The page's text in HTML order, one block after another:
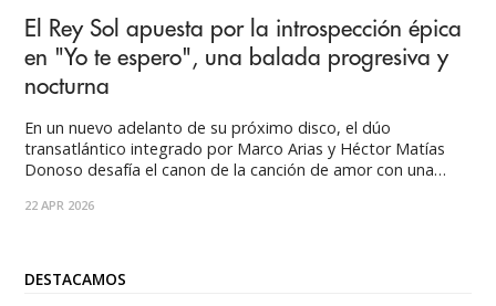
El Rey Sol apuesta por la introspección épica
en "Yo te espero", una balada progresiva y
nocturna
En un nuevo adelanto de su próximo disco, el dúo
transatlántico integrado por Marco Arias y Héctor Matías
Donoso desafía el canon de la canción de amor con una
acuosas y una voz que viaja del pop al rap, el sencillo
22 APR 2026
DESTACAMOS